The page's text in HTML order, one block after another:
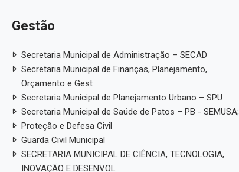
Gestão
Secretaria Municipal de Administração – SECAD
Secretaria Municipal de Finanças, Planejamento,
Orçamento e Gest
Secretaria Municipal de Planejamento Urbano – SPU
Secretaria Municipal de Saúde de Patos – PB - SEMUSA;
Proteção e Defesa Civil
Guarda Civil Municipal
SECRETARIA MUNICIPAL DE CIÊNCIA, TECNOLOGIA,
INOVAÇÃO E DESENVOL